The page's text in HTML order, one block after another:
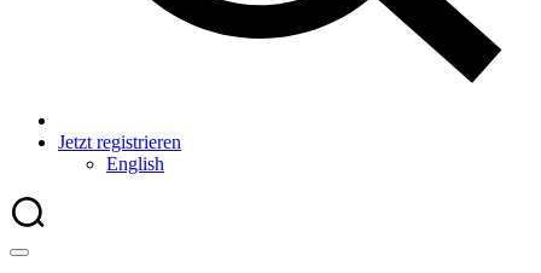
Jetzt registrieren
English